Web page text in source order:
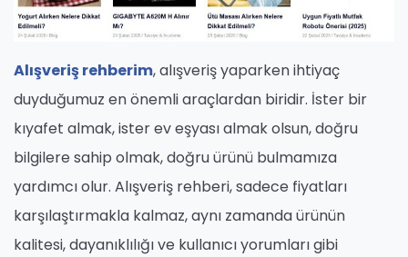
Alışveriş rehberim, alışveriş yaparken ihtiyaç
duyduğumuz en önemli araçlardan biridir. İster bir
kıyafet almak, ister ev eşyası almak olsun, doğru
bilgilere sahip olmak, doğru ürünü bulmamıza
yardımcı olur. Alışveriş rehberi, sadece fiyatları
karşılaştırmakla kalmaz, aynı zamanda ürünün
kalitesi, dayanıklılığı ve kullanıcı yorumları gibi